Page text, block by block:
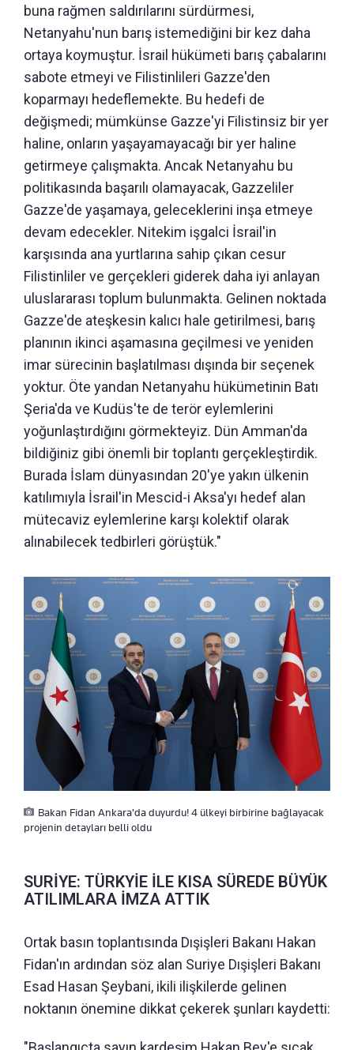
buna rağmen saldırılarını sürdürmesi,
Netanyahu'nun barış istemediğini bir kez daha
ortaya koymuştur. İsrail hükümeti barış çabalarını
sabote etmeyi ve Filistinlileri Gazze'den
koparmayı hedeflemekte. Bu hedefi de
değişmedi; mümkünse Gazze'yi Filistinsiz bir yer
haline, onların yaşayamayacağı bir yer haline
getirmeye çalışmakta. Ancak Netanyahu bu
politikasında başarılı olamayacak, Gazzeliler
Gazze'de yaşamaya, geleceklerini inşa etmeye
devam edecekler. Nitekim işgalci İsrail'in
karşısında ana yurtlarına sahip çıkan cesur
Filistinliler ve gerçekleri giderek daha iyi anlayan
uluslararası toplum bulunmakta. Gelinen noktada
Gazze'de ateşkesin kalıcı hale getirilmesi, barış
planının ikinci aşamasına geçilmesi ve yeniden
imar sürecinin başlatılması dışında bir seçenek
yoktur. Öte yandan Netanyahu hükümetinin Batı
Şeria'da ve Kudüs'te de terör eylemlerini
yoğunlaştırdığını görmekteyiz. Dün Amman'da
bildiğiniz gibi önemli bir toplantı gerçekleştirdik.
Burada İslam dünyasından 20'ye yakın ülkenin
katılımıyla İsrail'in Mescid-i Aksa'yı hedef alan
mütecaviz eylemlerine karşı kolektif olarak
alınabilecek tedbirleri görüştük."
Bakan Fidan Ankara'da duyurdu! 4 ülkeyi birbirine bağlayacak
projenin detayları belli oldu
SURİYE: TÜRKYİE İLE KISA SÜREDE BÜYÜK
ATILIMLARA İMZA ATTIK
Ortak basın toplantısında Dışişleri Bakanı Hakan
Fidan'ın ardından söz alan Suriye Dışişleri Bakanı
Esad Hasan Şeybani, ikili ilişkilerde gelinen
noktanın önemine dikkat çekerek şunları kaydetti: